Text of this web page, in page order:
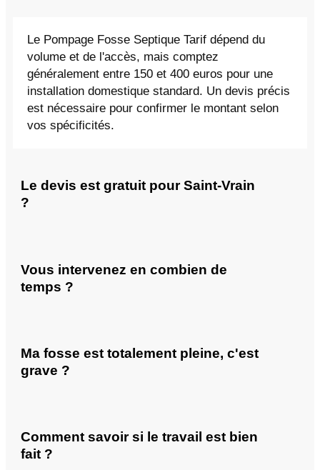
Le Pompage Fosse Septique Tarif dépend du
volume et de l'accès, mais comptez
généralement entre 150 et 400 euros pour une
installation domestique standard. Un devis précis
est nécessaire pour confirmer le montant selon
vos spécificités.
Le devis est gratuit pour Saint-Vrain
?
Vous intervenez en combien de
temps ?
Ma fosse est totalement pleine, c'est
grave ?
Comment savoir si le travail est bien
fait ?